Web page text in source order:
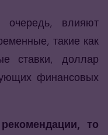
влияют
такие как
ставки, доллар
финансовых
то